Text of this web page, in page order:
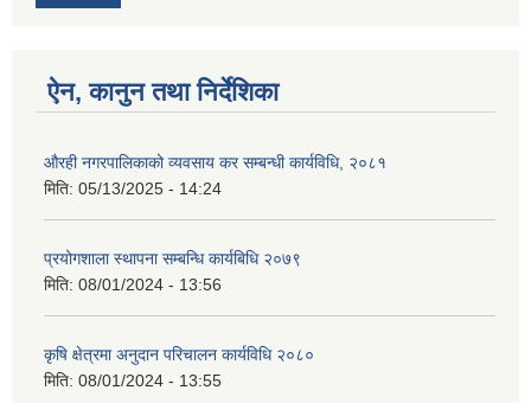
ऐन, कानुन तथा निर्देशिका
औरही नगरपालिकाको व्यवसाय कर सम्बन्धी कार्यविधि, २०८१
मिति: 05/13/2025 - 14:24
प्रयोगशाला स्थापना सम्बन्धि कार्यबिधि २०७९
मिति: 08/01/2024 - 13:56
कृषि क्षेत्रमा अनुदान परिचालन कार्यविधि २०८०
मिति: 08/01/2024 - 13:55